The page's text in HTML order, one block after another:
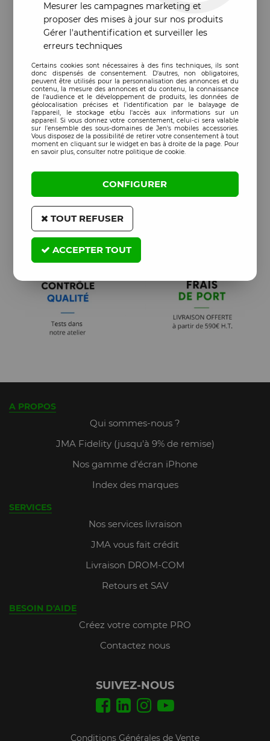
A PROPOS
Qui sommes-nous ?
JMA Fidelity (jusqu'à 9% de remise)
Nos gamme d'écran iPhone
Index des marques
SERVICES
Nos services livraison
JMA vous fait crédit
Livraison DROM-COM
Retours et SAV
BESOIN D'AIDE
Créez votre compte PRO
Contactez nous
SUIVEZ-NOUS
Conditions Générales de Vente
Mesurer les campagnes marketing et
proposer des mises à jour sur nos produits
Gérer l'authentification et surveiller les
erreurs techniques
Certains cookies sont nécessaires à des fins techniques, ils sont
donc dispensés de consentement. D'autres, non obligatoires,
peuvent être utilisés pour la personnalisation des annonces et du
contenu, la mesure des annonces et du contenu, la connaissance
de l'audience et le développement de produits, les données de
géolocalisation précises et l'identification par le balayage de
l'appareil, le stockage et/ou l'accès aux informations sur un
appareil. Si vous donnez votre consentement, celui-ci sera valable
sur l’ensemble des sous-domaines de Jen's mobiles accessories.
Vous disposez de la possibilité de retirer votre consentement à tout
moment en cliquant sur le widget en bas à droite de la page. Pour
en savoir plus, consulter notre politique de cookie.
CONFIGURER
TOUT REFUSER
ACCEPTER TOUT